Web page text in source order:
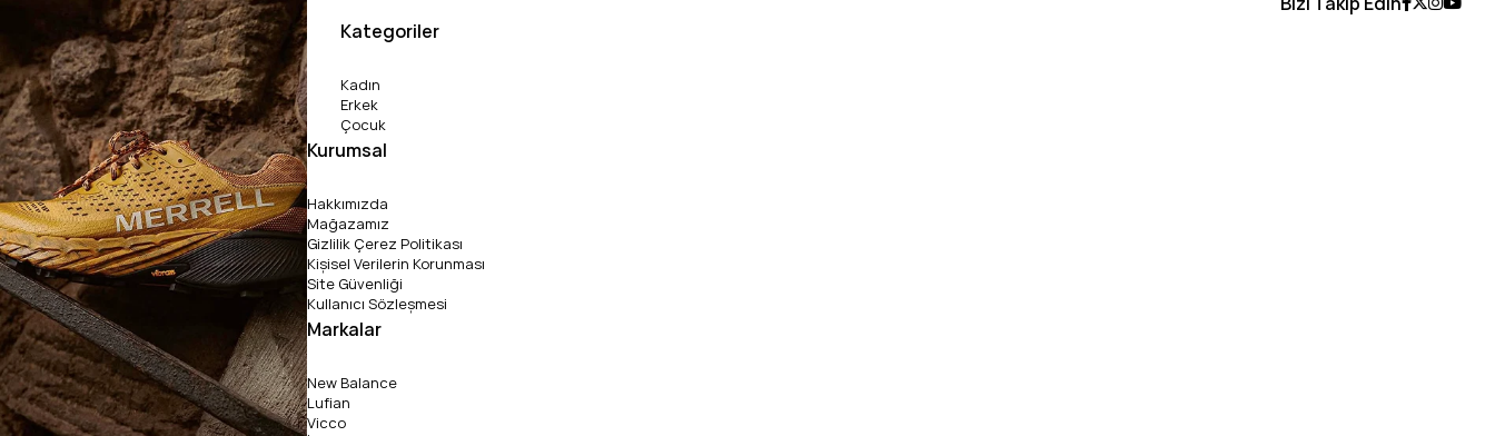
Kategoriler
Kadın
Erkek
Çocuk
Kurumsal
Hakkımızda
Mağazamız
Gizlilik Çerez Politikası
Kişisel Verilerin Korunması
Site Güvenliği
Kullanıcı Sözleşmesi
Markalar
New Balance
Lufian
Vicco